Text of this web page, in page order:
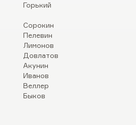
Горький
Сорокин
Пелевин
Лимонов
Довлатов
Акунин
Иванов
Веллер
Быков